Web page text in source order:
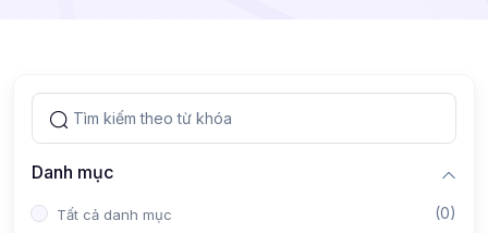
Danh mục
Tất cả danh mục (0)